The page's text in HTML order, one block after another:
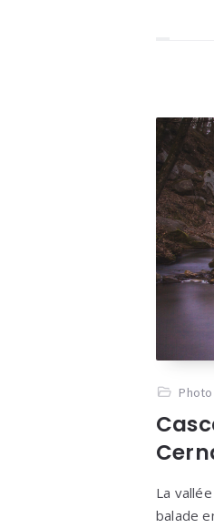
Photo
La
balade